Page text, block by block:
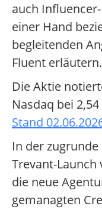
auch
einer Hand
begleitenden
Fluent erläutern.
Die Aktie
Nasdaq bei
Stand
In der
Trevant-Launch
die neue
gemanagten